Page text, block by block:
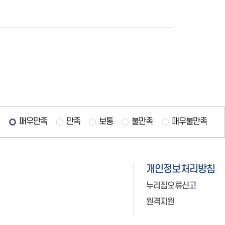
매우만족 만족 보통 불만족 매우불만족
개인정보처리방침
누리집오류신고
원격지원